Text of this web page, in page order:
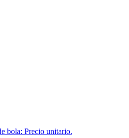
bola: Precio unitario.